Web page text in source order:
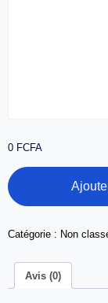
0 FCFA
quantité
de
Nouveau
Catégorie : Non
Avis (0)